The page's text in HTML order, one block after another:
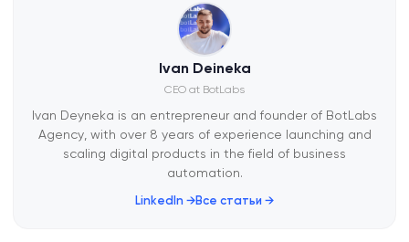
Ivan Deineka
CEO at BotLabs
Ivan Deyneka is an entrepreneur and founder of BotLabs
Agency, with over 8 years of experience launching and
scaling digital products in the field of business
automation.
LinkedIn →Все статьи →